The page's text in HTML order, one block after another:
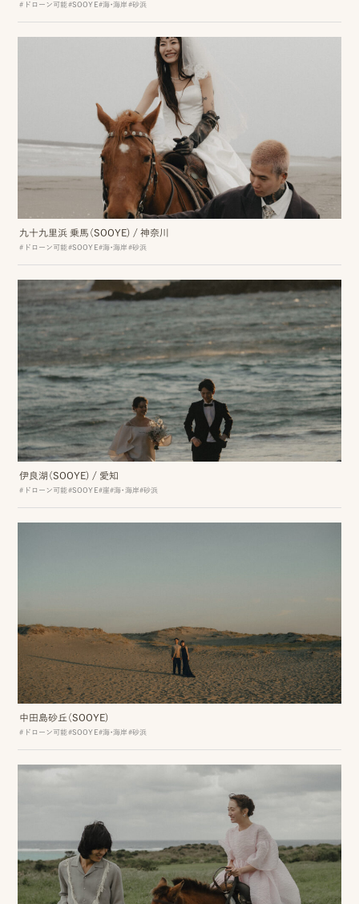
ク
フ
ィ
ス
ア
ク
セ
ス
覧
プ
モ
ョ
ン
#ドローン可能#SOOYE#海・海岸 #砂浜
九十九里浜 乗馬（SOOYE) /神奈川
#ドローン可能#SOOYE#海・海岸 #砂浜
伊良湖（SOOYE) / 愛知
#ドローン可能#SOOYE#崖#海・海岸#砂浜
中田島砂丘（SOOYE)
#ドローン可能#SOOYE#海・海岸 #砂浜